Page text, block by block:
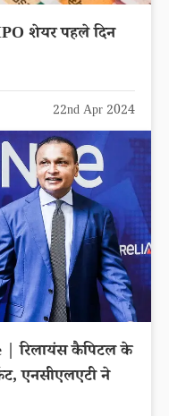
शेयर पहले दिन
22nd Apr 2024
| रिलायंस कैपिटल के
एनसीएलएटी ने